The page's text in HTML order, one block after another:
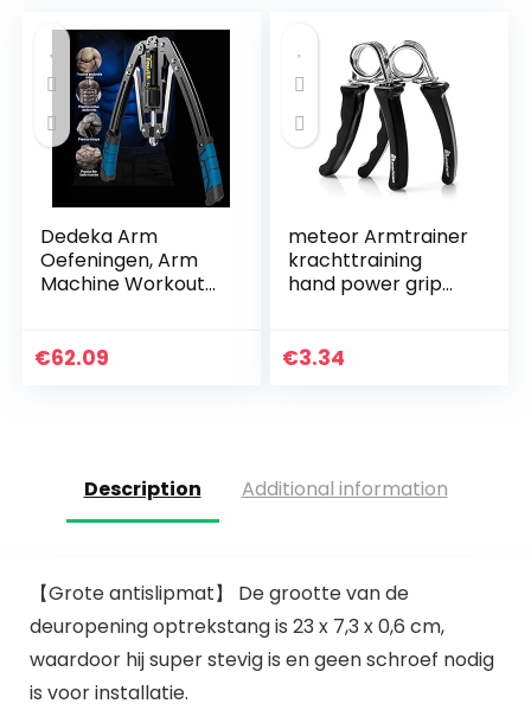
Dedeka Arm
Oefeningen, Arm
Machine Workout
Borst Expander
€62.09
meteor Armtrainer
krachttraining
hand power grip
krachttraining
€3.34
Description Additional information
【Grote antislipmat】 De grootte van de
deuropening optrekstang is 23 x 7,3 x 0,6 cm,
waardoor hij super stevig is en geen schroef nodig
is voor installatie.